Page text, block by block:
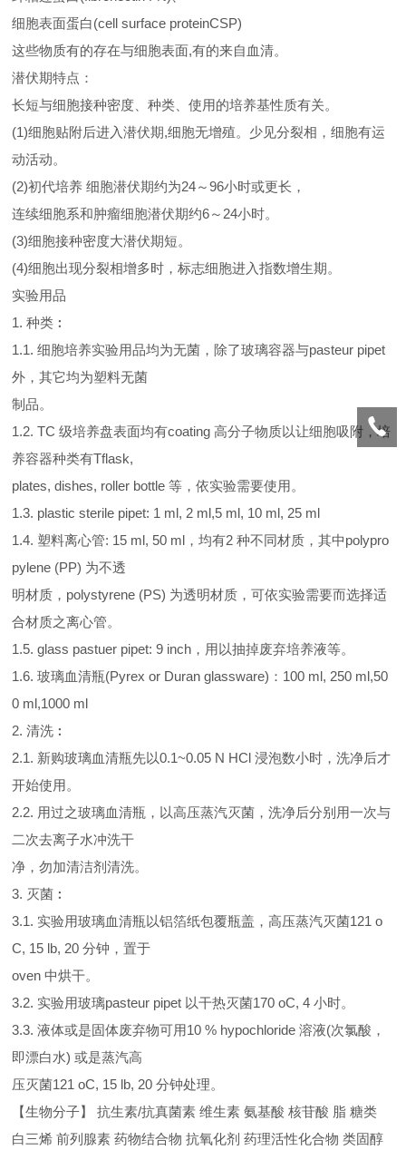
细胞表面蛋白(cell surface proteinCSP)
这些物质有的存在与细胞表面,有的来自血清。
潜伏期特点：
长短与细胞接种密度、种类、使用的培养基性质有关。
(1)细胞贴附后进入潜伏期,细胞无增殖。少见分裂相，细胞有运
动活动。
(2)初代培养 细胞潜伏期约为24～96小时或更长，
连续细胞系和肿瘤细胞潜伏期约6～24小时。
(3)细胞接种密度大潜伏期短。
(4)细胞出现分裂相增多时，标志细胞进入指数增生期。
实验用品
1. 种类︰
1.1. 细胞培养实验用品均为无菌，除了玻璃容器与pasteur pipet
外，其它均为塑料无菌
制品。
1.2. TC 级培养盘表面均有coating 高分子物质以让细胞吸附，培
养容器种类有Tflask,
plates, dishes, roller bottle 等，依实验需要使用。
1.3. plastic sterile pipet: 1 ml, 2 ml,5 ml, 10 ml, 25 ml
1.4. 塑料离心管: 15 ml, 50 ml，均有2 种不同材质，其中polypro
pylene (PP) 为不透
明材质，polystyrene (PS) 为透明材质，可依实验需要而选择适
合材质之离心管。
1.5. glass pastuer pipet: 9 inch，用以抽掉废弃培养液等。
1.6. 玻璃血清瓶(Pyrex or Duran glassware)：100 ml, 250 ml,50
0 ml,1000 ml
2. 清洗︰
2.1. 新购玻璃血清瓶先以0.1~0.05 N HCl 浸泡数小时，洗净后才
开始使用。
2.2. 用过之玻璃血清瓶，以高压蒸汽灭菌，洗净后分别用一次与
二次去离子水冲洗干
净，勿加清洁剂清洗。
3. 灭菌︰
3.1. 实验用玻璃血清瓶以铝箔纸包覆瓶盖，高压蒸汽灭菌121 o
C, 15 lb, 20 分钟，置于
oven 中烘干。
3.2. 实验用玻璃pasteur pipet 以干热灭菌170 oC, 4 小时。
3.3. 液体或是固体废弃物可用10 % hypochloride 溶液(次氯酸，
即漂白水) 或是蒸汽高
压灭菌121 oC, 15 lb, 20 分钟处理。
【生物分子】 抗生素/抗真菌素 维生素 氨基酸 核苷酸 脂 糖类
白三烯 前列腺素 药物结合物 抗氧化剂 药理活性化合物 类固醇